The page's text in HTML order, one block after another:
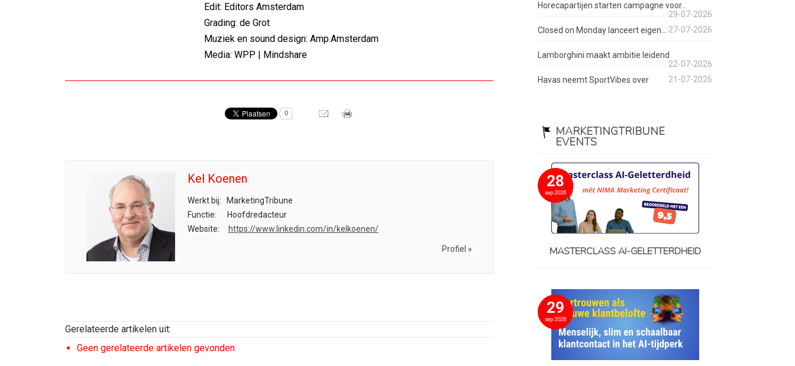
Edit: Editors Amsterdam
Grading: de Grot
Muziek en sound design: Amp.Amsterdam
Media: WPP | Mindshare
0
Kel Koenen
Werkt bij:
MarketingTribune
Functie:
Hoofdredacteur
Website:
https://www.linkedin.com/in/kelkoenen/
Profiel »
Gerelateerde artikelen uit:
Geen gerelateerde artikelen gevonden
Horecapartijen starten campagne voor...
29-07-2026
Closed on Monday lanceert eigen...
27-07-2026
Lamborghini maakt ambitie leidend
22-07-2026
Havas neemt SportVibes over
21-07-2026
MARKETINGTRIBUNE
EVENTS
28
sep 2026
MASTERCLASS AI-GELETTERDHEID
29
sep 2026